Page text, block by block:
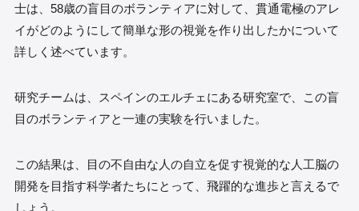
士は、58歳の盲目のボランティアに対して、貫通電極のアレ
イがどのようにして簡単な形の視覚を作り出したかについて
詳しく述べています。
研究チームは、スペインのエルチェにある研究室で、この盲
目のボランティアと一連の実験を行いました。
この結果は、目の不自由な人の自立を促す視覚的な人工脳の
開発を目指す科学者たちにとって、飛躍的な進歩と言えるで
しょう。